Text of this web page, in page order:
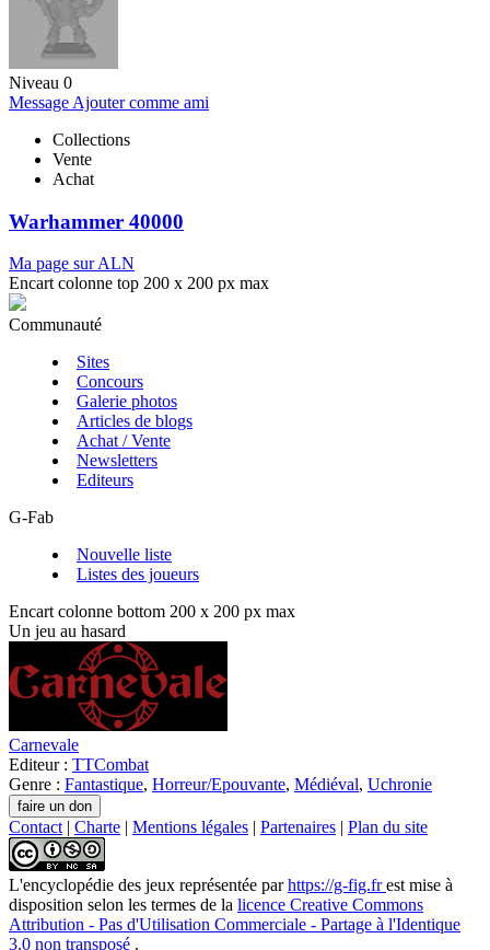
Niveau 0
Message Ajouter comme ami
Collections
Vente
Achat
Warhammer 40000
Ma page sur ALN
Encart colonne top 200 x 200 px max
Communauté
Sites
Concours
Galerie photos
Articles de blogs
Achat / Vente
Newsletters
Editeurs
G-Fab
Nouvelle liste
Listes des joueurs
Encart colonne bottom 200 x 200 px max
Un jeu au hasard
Carnevale
Editeur : TTCombat
Genre : Fantastique, Horreur/Epouvante, Médiéval, Uchronie
Contact | Charte | Mentions légales | Partenaires | Plan du site
L'encyclopédie des jeux représentée parhttps://g-fig.frest mise à
disposition selon les termes de la licence Creative Commons
Attribution - Pas d'Utilisation Commerciale - Partage à l'Identique
3.0 non transposé .